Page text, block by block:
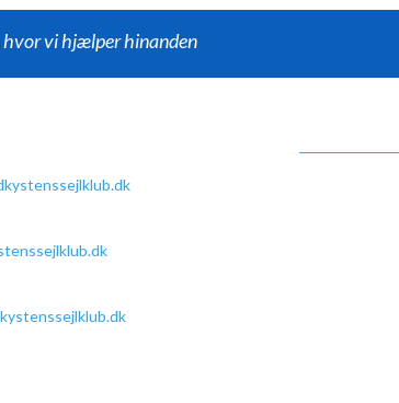
hvor vi hjælper hinanden